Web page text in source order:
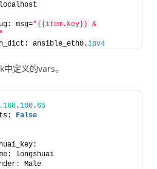
msg=
"{{item.key}} &
ansible_eth0.
ipv4
定义的vars。
.100. 65
False
longshuai
Male